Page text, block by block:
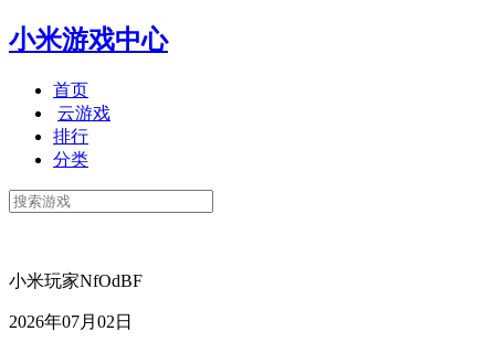
小米游戏中心
首页
云游戏
排行
分类
小米玩家NfOdBF
2026年07月02日